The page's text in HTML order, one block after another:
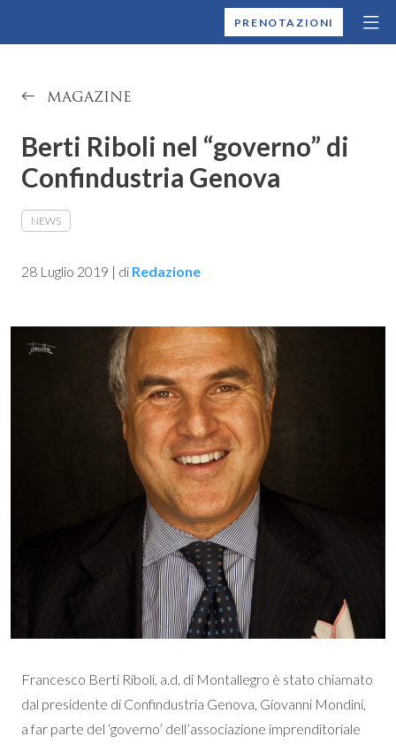
MONTALLEGROPRENOTAZIONI
MAGAZINE
Berti Riboli nel “governo” di
Confindustria Genova
NEWS
28 Luglio 2019 | di Redazione
Francesco Berti Riboli, a.d. di Montallegro è stato chiamato
dal presidente di Confindustria Genova, Giovanni Mondini,
a far parte del ‘governo’ dell’associazione imprenditoriale